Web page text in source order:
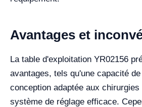
Avantages et
La table d'exploitation YR02156
avantages, tels qu'une capacité
conception adaptée aux
système de réglage efficace.